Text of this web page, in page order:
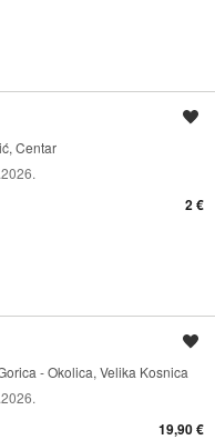
Centar
2 €
- Okolica, Velika Kosnica
19,90 €